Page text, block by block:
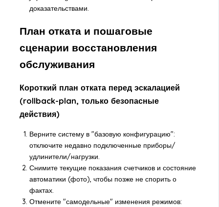
доказательствами.
План отката и пошаговые
сценарии восстановления
обслуживания
Короткий план отката перед эскалацией
(rollback-plan, только безопасные
действия)
Верните систему в "базовую конфигурацию":
отключите недавно подключенные приборы/
удлинители/нагрузки.
Снимите текущие показания счетчиков и состояние
автоматики (фото), чтобы позже не спорить о
фактах.
Отмените "самодельные" изменения режимов: